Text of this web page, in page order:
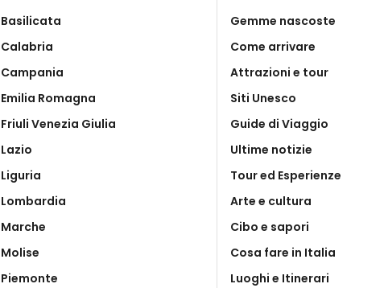
Basilicata
Calabria
Campania
Emilia Romagna
Friuli Venezia Giulia
Lazio
Liguria
Lombardia
Marche
Molise
Piemonte
Gemme nascoste
Come arrivare
Attrazioni e tour
Siti Unesco
Guide di Viaggio
Ultime notizie
Tour ed Esperienze
Arte e cultura
Cibo e sapori
Cosa fare in Italia
Luoghi e Itinerari